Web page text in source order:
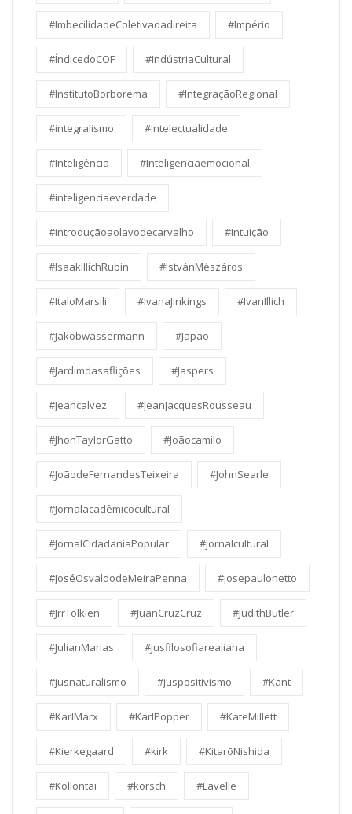
#ImbecilidadeColetivadadireita #Império
#ÍndicedoCOF #IndústriaCultural
#InstitutoBorborema #IntegraçãoRegional
#integralismo #intelectualidade
#Inteligência #Inteligenciaemocional
#inteligenciaeverdade
#introduçãoaolavodecarvalho #Intuição
#IsaakIllichRubin #IstvánMészáros
#ItaloMarsili #IvanaJinkings #IvanIllich
#Jakobwassermann #Japão
#Jardimdasaflições #Jaspers
#Jeancalvez #JeanJacquesRousseau
#JhonTaylorGatto #Joãocamilo
#JoãodeFernandesTeixeira #JohnSearle
#Jornalacadêmicocultural
#JornalCidadaniaPopular #jornalcultural
#JoséOsvaldodeMeiraPenna #josepaulonetto
#JrrTolkien #JuanCruzCruz #JudithButler
#JulianMarias #Jusfilosofiarealiana
#jusnaturalismo #juspositivismo #Kant
#KarlMarx #KarlPopper #KateMillett
#Kierkegaard #kirk #KitarōNishida
#Kollontai #korsch #Lavelle